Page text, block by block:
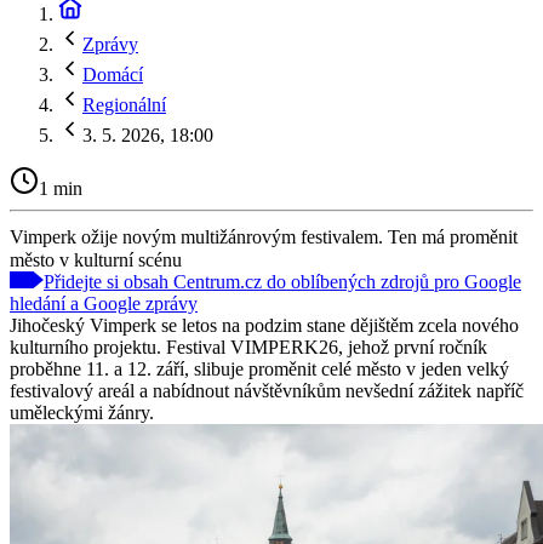
Zprávy
Domácí
Regionální
3. 5. 2026, 18:00
1 min
Vimperk ožije novým multižánrovým festivalem. Ten má proměnit
město v kulturní scénu
Přidejte si obsah Centrum.cz do oblíbených zdrojů pro Google
hledání a Google zprávy
Jihočeský Vimperk se letos na podzim stane dějištěm zcela nového
kulturního projektu. Festival VIMPERK26, jehož první ročník
proběhne 11. a 12. září, slibuje proměnit celé město v jeden velký
festivalový areál a nabídnout návštěvníkům nevšední zážitek napříč
uměleckými žánry.